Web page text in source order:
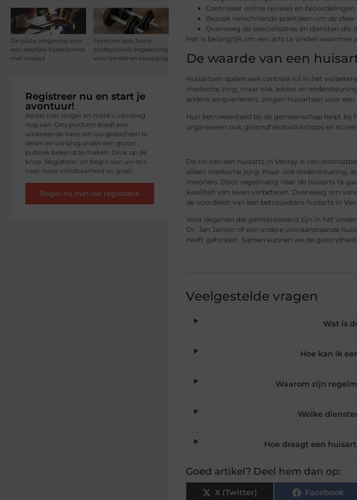
De juiste omgeving voor
een zakelijke bijeenkomst
met impact
Fysiotherapie Joure:
professionele begeleiding
voor herstel en beweging
Registreer nu en start je
avontuur!
Aarzel niet langer en meld u vandaag
nog aan. Ons platform biedt een
uitstekende kans om uw gedachten te
delen en uw blog onder een groter
publiek bekend te maken. Druk op de
knop ‘Registreer’ en begin aan uw reis
naar meer zichtbaarheid en groei.
Begin nu met uw registratie
Controleer online reviews en beoordelingen.
Bezoek verschillende praktijken om de
Overweeg de specialisaties en diensten die
Het is belangrijk om een arts te vinden
De waarde van een
Huisartsen spelen een centrale rol in het
medische zorg, maar ook advies en
andere zorgverleners, zorgen huisartsen voor
Hun betrokkenheid bij de gemeenschap helpt bij
organiseren ook gezondheidsworkshops en
De rol van een huisarts in Venray is van
alleen medische zorg, maar ook ondersteuning,
inwoners. Door regelmatig naar de huisarts te
kwaliteit van leven verbeteren. Overweeg om
de voordelen van een betrouwbare huisarts in
Voor degenen die geïnteresseerd zijn in het
Dr. Jan Jansen of een andere vooraanstaande
heeft geholpen. Samen kunnen we de
Veelgestelde vragen
Wat is
Hoe kan ik
Waarom zijn
Welke
Hoe draagt een
Goed artikel? Deel hem dan op:
X (Twitter) Facebook